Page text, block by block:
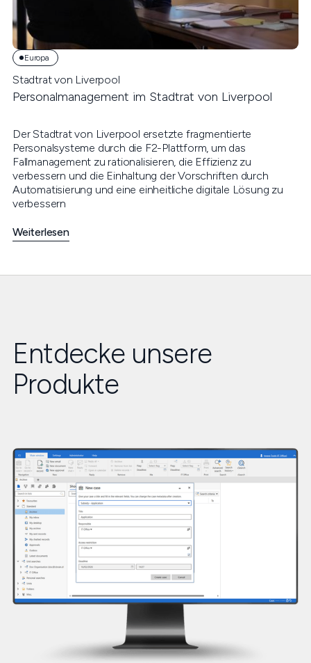
Europa
Stadtrat von Liverpool
Personalmanagement im Stadtrat von Liverpool
Der Stadtrat von Liverpool ersetzte fragmentierte
Personalsysteme durch die F2-Plattform, um das
Fallmanagement zu rationalisieren, die Effizienz zu
verbessern und die Einhaltung der Vorschriften durch
Automatisierung und eine einheitliche digitale Lösung zu
verbessern
Weiterlesen
Entdecke unsere
Produkte